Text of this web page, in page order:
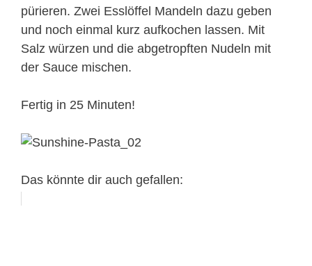
pürieren. Zwei Esslöffel Mandeln dazu geben
und noch einmal kurz aufkochen lassen. Mit
Salz würzen und die abgetropften Nudeln mit
der Sauce mischen.
Fertig in 25 Minuten!
Das könnte dir auch gefallen: